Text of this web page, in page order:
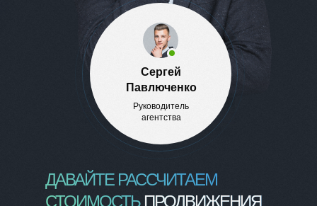
Сергей
Павлюченко
Руководитель
агентства
ДАВАЙТЕ РАССЧИТАЕМ
СТОИМОСТЬ ПРОДВИЖЕНИЯ